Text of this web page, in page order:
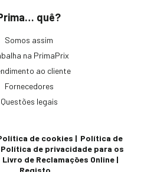
quê?
Somos assim
na PrimaPrix
ao cliente
Fornecedores
Questões legais
de cookies
Política de
Política de privacidade para os
Livro de Reclamações Online